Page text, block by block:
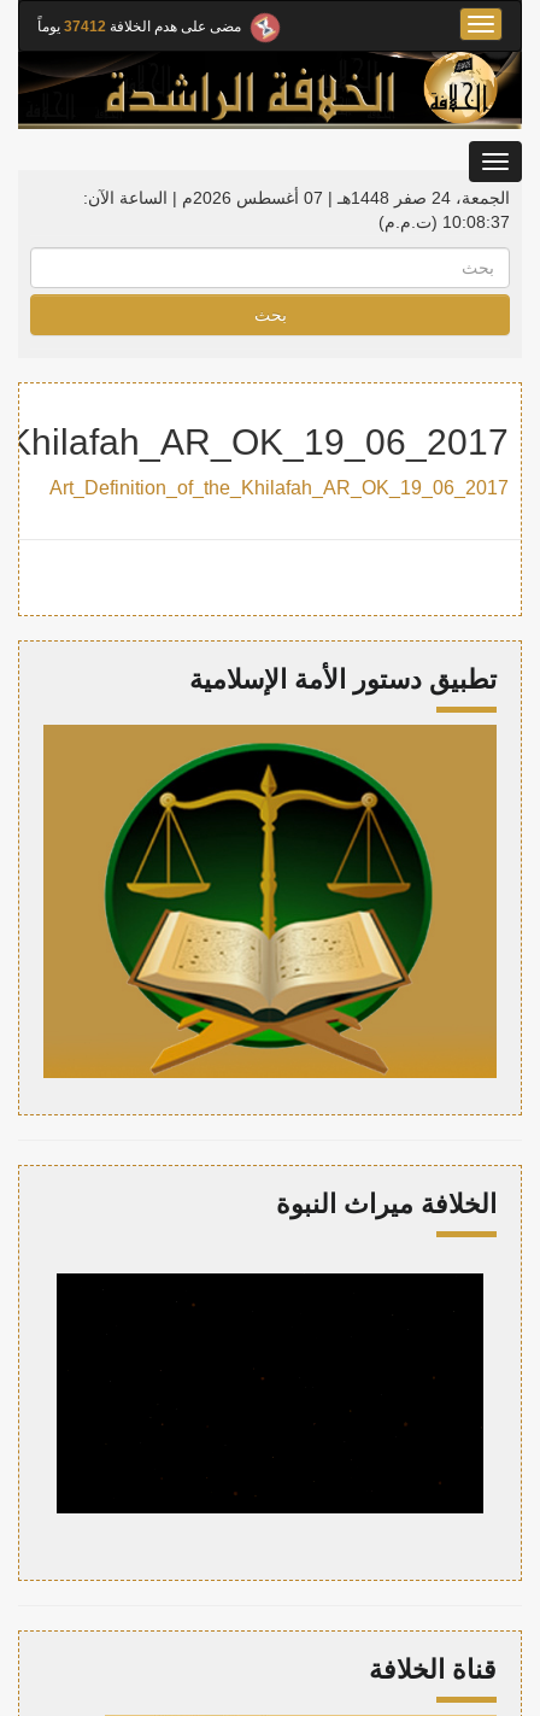
مضى على هدم الخلافة 37412 يوماً
Toggle
navigation
الجمعة، 24 صفر 1448هـ | 07 أغسطس 2026م |
الساعة الآن:
10:08:37 (ت.م.م)
بحث
2017_06_19_Art_Definition_of_the_Khilafah_AR_OK
2017_06_19_Art_Definition_of_the_Khilafah_AR_OK
تطبيق دستور الأمة الإسلامية
الخلافة ميراث النبوة
قناة الخلافة